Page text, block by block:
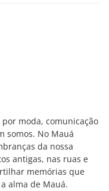
moda, comunicação
somos. No Mauá
da nossa
antigas, nas ruas e
memórias que
alma de Mauá.